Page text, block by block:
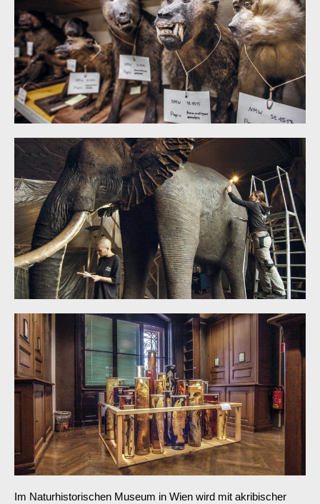
Im Naturhistorischen Museum in Wien wird mit akribischer